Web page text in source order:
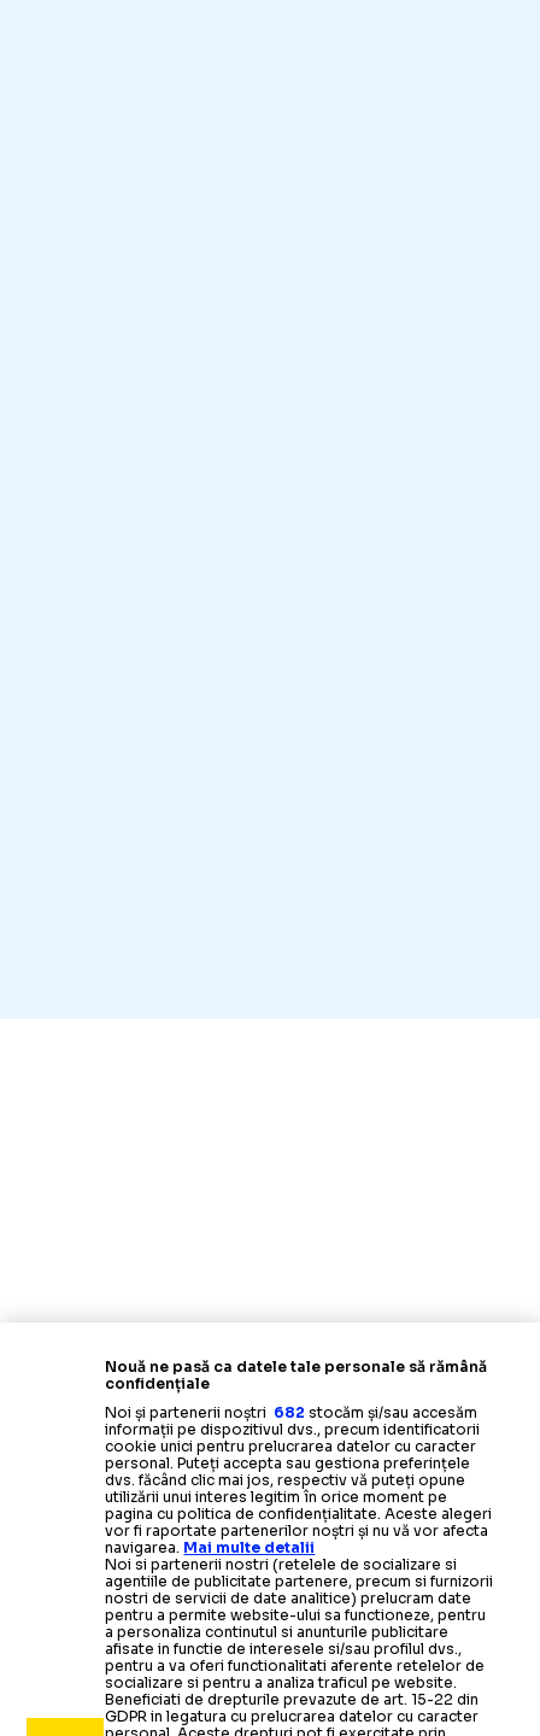
Nouă ne pasă ca datele tale personale să rămână
confidențiale
Noi și partenerii noștri 682 stocăm și/sau accesăm
informații pe dispozitivul dvs., precum identificatorii
cookie unici pentru prelucrarea datelor cu caracter
personal. Puteți accepta sau gestiona preferințele
dvs. făcând clic mai jos, respectiv vă puteți opune
utilizării unui interes legitim în orice moment pe
pagina cu politica de confidențialitate. Aceste alegeri
vor fi raportate partenerilor noștri și nu vă vor afecta
navigarea. Mai multe detalii
Noi si partenerii nostri (retelele de socializare si
agentiile de publicitate partenere, precum si furnizorii
nostri de servicii de date analitice) prelucram date
pentru a permite website-ului sa functioneze, pentru
a personaliza continutul si anunturile publicitare
afisate in functie de interesele si/sau profilul dvs.,
pentru a va oferi functionalitati aferente retelelor de
socializare si pentru a analiza traficul pe website.
Beneficiati de drepturile prevazute de art. 15-22 din
GDPR in legatura cu prelucrarea datelor cu caracter